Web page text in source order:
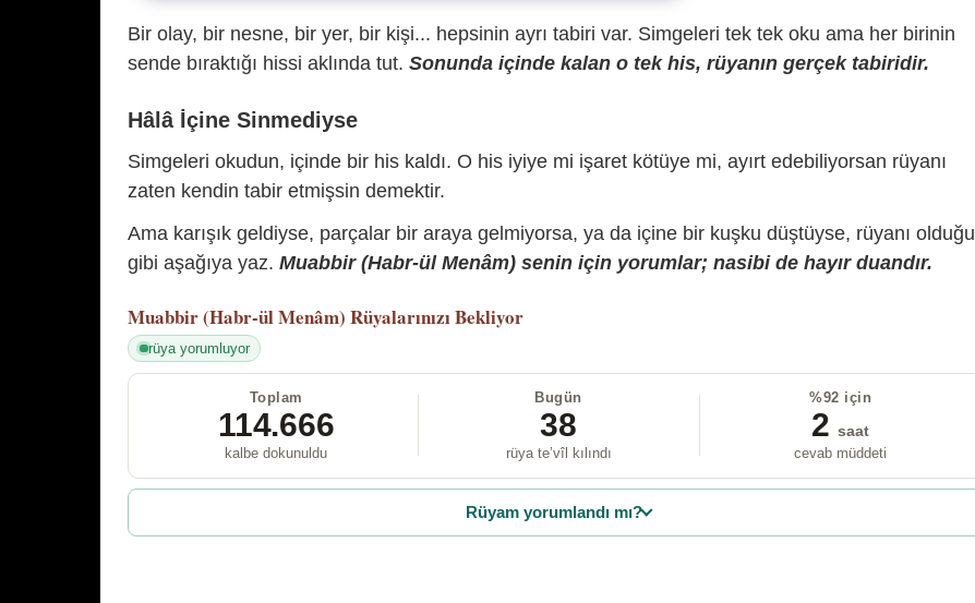
Bir olay, bir nesne, bir yer, bir kişi... hepsinin ayrı tabiri var. Simgeleri tek tek oku ama her birinin
sende bıraktığı hissi aklında tut. Sonunda içinde kalan o tek his, rüyanın gerçek tabiridir.
Hâlâ İçine Sinmediyse
Simgeleri okudun, içinde bir his kaldı. O his iyiye mi işaret kötüye mi, ayırt edebiliyorsan rüyanı
zaten kendin tabir etmişsin demektir.
Ama karışık geldiyse, parçalar bir araya gelmiyorsa, ya da içine bir kuşku düştüyse, rüyanı olduğu
gibi aşağıya yaz. Muabbir (Habr-ül Menâm) senin için yorumlar; nasibi de hayır duandır.
Muabbir (Habr-ül Menâm) Rüyalarınızı Bekliyor
rüya yorumluyor
Toplam
114.666
kalbe dokunuldu
Bugün
38
rüya te’vîl kılındı
%92 için
2 saat
cevab müddeti
Rüyam yorumlandı mı?